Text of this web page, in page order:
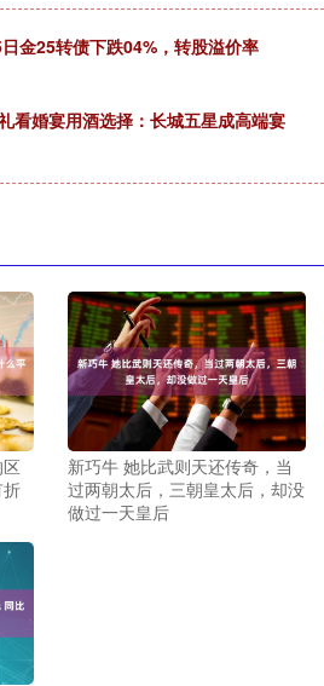
金25转债下跌04%，转股溢价率
看婚宴用酒选择：长城五星成高端宴
新巧牛 她比武则天还传奇，当
过两朝太后，三朝皇太后，却没
做过一天皇后